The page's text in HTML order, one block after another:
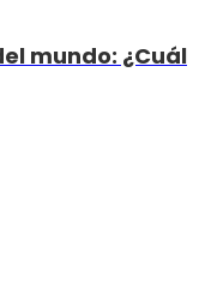
mundo: ¿Cuál